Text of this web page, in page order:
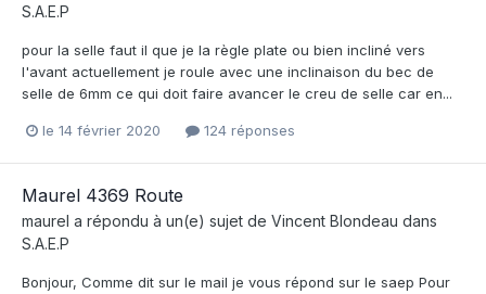
S.A.E.P
pour la selle faut il que je la règle plate ou bien incliné vers
l'avant actuellement je roule avec une inclinaison du bec de
selle de 6mm ce qui doit faire avancer le creu de selle car en...
le 14 février 2020 124 réponses
Maurel 4369 Route
maurel a répondu à un(e) sujet de Vincent Blondeau dans
S.A.E.P
Bonjour, Comme dit sur le mail je vous répond sur le saep Pour